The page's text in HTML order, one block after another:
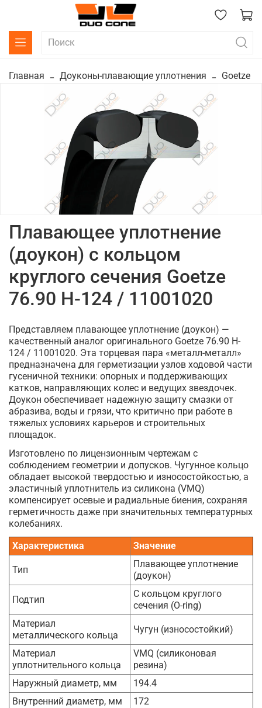
Главная Доуконы-плавающие уплотнения Goetze
Плавающее уплотнение
(доукон) с кольцом
круглого сечения Goetze
76.90 H-124 / 11001020
Представляем плавающее уплотнение (доукон) —
качественный аналог оригинального Goetze 76.90 H-
124 / 11001020. Эта торцевая пара «металл-металл»
предназначена для герметизации узлов ходовой части
гусеничной техники: опорных и поддерживающих
катков, направляющих колес и ведущих звездочек.
Доукон обеспечивает надежную защиту смазки от
абразива, воды и грязи, что критично при работе в
тяжелых условиях карьеров и строительных
площадок.
Изготовлено по лицензионным чертежам с
соблюдением геометрии и допусков. Чугунное кольцо
обладает высокой твердостью и износостойкостью, а
эластичный уплотнитель из силикона (VMQ)
компенсирует осевые и радиальные биения, сохраняя
герметичность даже при значительных температурных
колебаниях.
Характеристика
Значение
Тип
Плавающее уплотнение
(доукон)
Подтип
С кольцом круглого
сечения (O-ring)
Материал
металлического кольца
Чугун (износостойкий)
Материал
уплотнительного кольца
VMQ (силиконовая
резина)
Наружный диаметр, мм
194.4
Внутренний диаметр, мм
172